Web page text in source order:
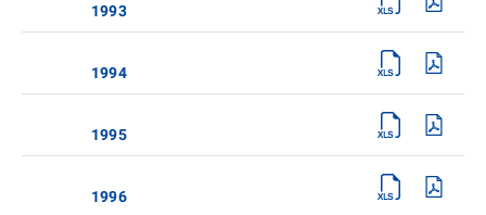
1993
1994
1995
1996